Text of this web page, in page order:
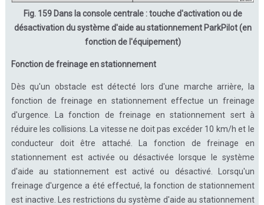
Fig. 159 Dans la console centrale : touche d'activation ou de
désactivation du système d'aide au stationnement ParkPilot (en
fonction de l'équipement)
Fonction de freinage en stationnement
Dès qu'un obstacle est détecté lors d'une marche arrière, la
fonction de freinage en stationnement effectue un freinage
d'urgence. La fonction de freinage en stationnement sert à
réduire les collisions. La vitesse ne doit pas excéder 10 km/h et le
conducteur doit être attaché. La fonction de freinage en
stationnement est activée ou désactivée lorsque le système
d'aide au stationnement est activé ou désactivé. Lorsqu'un
freinage d'urgence a été effectué, la fonction de stationnement
est inactive. Les restrictions du système d'aide au stationnement